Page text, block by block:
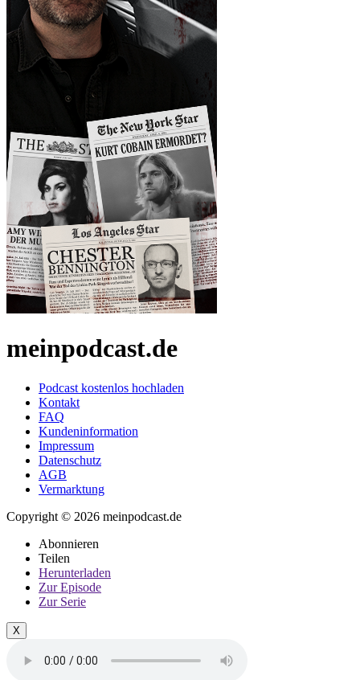
meinpodcast.de
Podcast kostenlos hochladen
Kontakt
FAQ
Kundeninformation
Impressum
Datenschutz
AGB
Vermarktung
Copyright © 2026 meinpodcast.de
Abonnieren
Teilen
Herunterladen
Zur Episode
Zur Serie
X